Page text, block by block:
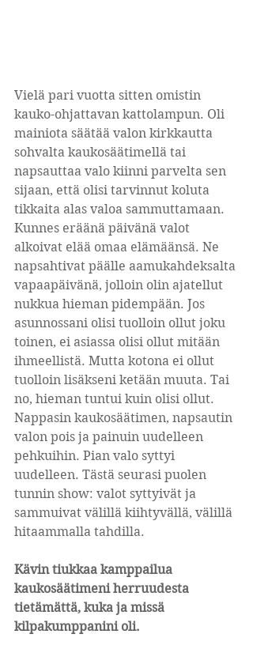
Vielä pari vuotta sitten omistin
kauko-ohjattavan kattolampun. Oli
mainiota säätää valon kirkkautta
sohvalta kaukosäätimellä tai
napsauttaa valo kiinni parvelta sen
sijaan, että olisi tarvinnut koluta
tikkaita alas valoa sammuttamaan.
Kunnes eräänä päivänä valot
alkoivat elää omaa elämäänsä. Ne
napsahtivat päälle aamukahdeksalta
vapaapäivänä, jolloin olin ajatellut
nukkua hieman pidempään. Jos
asunnossani olisi tuolloin ollut joku
toinen, ei asiassa olisi ollut mitään
ihmeellistä. Mutta kotona ei ollut
tuolloin lisäkseni ketään muuta. Tai
no, hieman tuntui kuin olisi ollut.
Nappasin kaukosäätimen, napsautin
valon pois ja painuin uudelleen
pehkuihin. Pian valo syttyi
uudelleen. Tästä seurasi puolen
tunnin show: valot syttyivät ja
sammuivat välillä kiihtyvällä, välillä
hitaammalla tahdilla.
Kävin tiukkaa kamppailua
kaukosäätimeni herruudesta
tietämättä, kuka ja missä
kilpakumppanini oli.